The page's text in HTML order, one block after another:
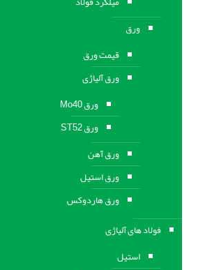
ورق
قیمت ورق
ورق آلیاژی
ورق Mo40
ورق ST52
ورق آهن
ورق استيل
ورق هاردوکس
فولاد های آلیاژی
استیل